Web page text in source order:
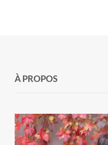
À PROPOS